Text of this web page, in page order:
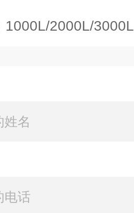
1000L/2000L/3000Lpam药